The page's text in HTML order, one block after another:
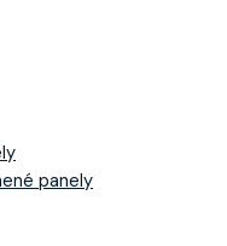
panely